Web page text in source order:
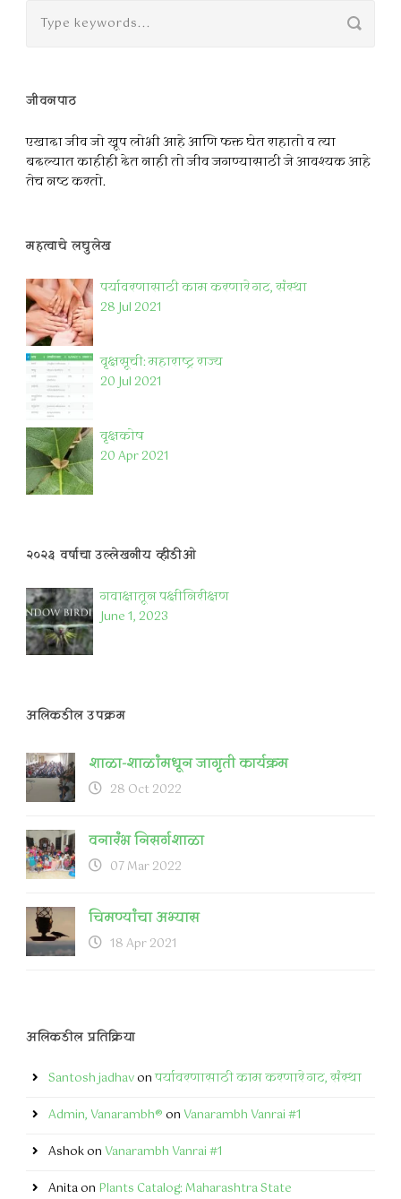
जीवनपाठ
एखादा जीव जो खूप लोभी आहे आणि फक्त घेत राहातो व त्या
बदल्यात काहीही देत नाही तो जीव जगण्यासाठी जे आवश्यक आहे
तेच नष्ट करतो.
महत्वाचे लघुलेख
पर्यावरणासाठी काम करणारे गट, संस्था
28 Jul 2021
वृक्षसूची: महाराष्ट्र राज्य
20 Jul 2021
वृक्षकोष
20 Apr 2021
२०२३ वर्षाचा उल्लेखनीय व्हीडीओ
गवाक्षातून पक्षीनिरीक्षण
June 1, 2023
अलिकडील उपक्रम
शाळा-शाळांमधून जागृती कार्यक्रम
28 Oct 2022
वनारंभ निसर्गशाळा
07 Mar 2022
चिमण्यांचा अभ्यास
18 Apr 2021
अलिकडील प्रतिक्रिया
Santosh jadhavonपर्यावरणासाठी काम करणारे गट, संस्था
Admin, Vanarambh®on Vanarambh Vanrai #1
Ashokon Vanarambh Vanrai #1
Anitaon Plants Catalog: Maharashtra State